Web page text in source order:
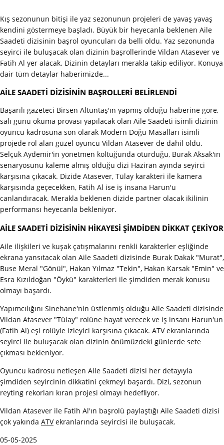
Kış sezonunun bitişi ile yaz sezonunun projeleri de yavaş yavaş
kendini göstermeye başladı. Büyük bir heyecanla beklenen Aile
Saadeti dizisinin başrol oyuncuları da belli oldu. Yaz sezonunda
seyirci ile buluşacak olan dizinin başrollerinde Vildan Atasever ve
Fatih Al yer alacak. Dizinin detayları merakla takip ediliyor. Konuya
dair tüm detaylar haberimizde...
AİLE SAADETİ DİZİSİNİN BAŞROLLERİ BELİRLENDİ
Başarılı gazeteci Birsen Altuntaş'ın yapmış olduğu haberine göre,
salı günü okuma provası yapılacak olan Aile Saadeti isimli dizinin
oyuncu kadrosuna son olarak Modern Doğu Masalları isimli
projede rol alan güzel oyuncu Vildan Atasever de dahil oldu.
Selçuk Aydemir'in yönetmen koltuğunda oturduğu, Burak Aksak'ın
senaryosunu kaleme almış olduğu dizi Haziran ayında seyirci
karşısına çıkacak. Dizide Atasever, Tülay karakteri ile kamera
karşısında geçecekken, Fatih Al ise iş insana Harun'u
canlandıracak. Merakla beklenen dizide partner olacak ikilinin
performansı heyecanla bekleniyor.
AİLE SAADETİ DİZİSİNİN HİKAYESİ ŞİMDİDEN DİKKAT ÇEKİYOR
Aile ilişkileri ve kuşak çatışmalarını renkli karakterler eşliğinde
ekrana yansıtacak olan Aile Saadeti dizisinde Burak Dakak "Murat",
Buse Meral "Gönül", Hakan Yılmaz "Tekin", Hakan Karsak "Emin" ve
Esra Kızıldoğan "Öykü" karakterleri ile şimdiden merak konusu
olmayı başardı.
Yapımcılığını Sinehane'nin üstlenmiş olduğu Aile Saadeti dizisinde
Vildan Atasever "Tülay" rolüne hayat verecek ve iş insanı Harun'un
(Fatih Al) eşi rolüyle izleyici karşısına çıkacak. ATVekranlarında
seyirci ile buluşacak olan dizinin önümüzdeki günlerde sete
çıkması bekleniyor.
Oyuncu kadrosu netleşen Aile Saadeti dizisi her detayıyla
şimdiden seyircinin dikkatini çekmeyi başardı. Dizi, sezonun
reyting rekorları kıran projesi olmayı hedefliyor.
Vildan Atasever ile Fatih Al'ın başrolü paylaştığı Aile Saadeti dizisi
çok yakında ATVekranlarında seyircisi ile buluşacak.
05-05-2025